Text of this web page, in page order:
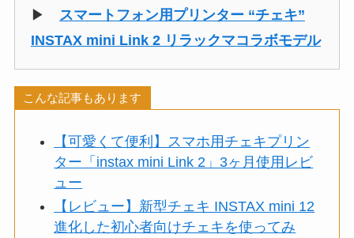
▶ スマートフォン用プリンター “チェキ”
INSTAX mini Link 2 リラックマコラボモデル
こんな記事もあります
【可愛くて便利】スマホ用チェキプリン
ター「instax mini Link 2」3ヶ月使用レビ
ュー
【レビュー】新型チェキ INSTAX mini 12
進化した初心者向けチェキを使ってみ